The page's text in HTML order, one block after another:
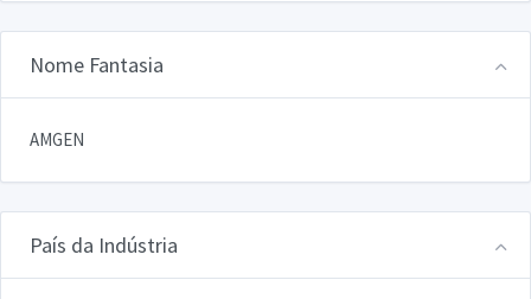
Nome Fantasia
AMGEN
País da Indústria